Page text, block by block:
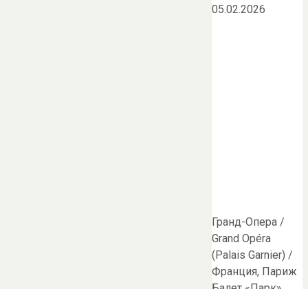
05.02.2026
Гранд-Опера /
Grand Opéra
(Palais Garnier) /
Франция, Париж